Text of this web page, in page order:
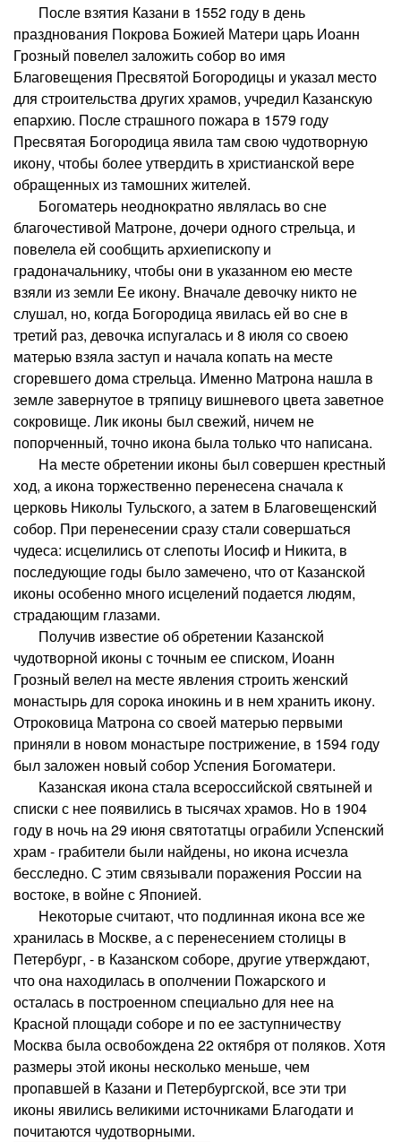
После взятия Казани в 1552 году в день
празднования Покрова Божией Матери царь Иоанн
Грозный повелел заложить собор во имя
Благовещения Пресвятой Богородицы и указал место
для строительства других храмов, учредил Казанскую
епархию. После страшного пожара в 1579 году
Пресвятая Богородица явила там свою чудотворную
икону, чтобы более утвердить в христианской вере
обращенных из тамошних жителей.
Богоматерь неоднократно являлась во сне
благочестивой Матроне, дочери одного стрельца, и
повелела ей сообщить архиепископу и
градоначальнику, чтобы они в указанном ею месте
взяли из земли Ее икону. Вначале девочку никто не
слушал, но, когда Богородица явилась ей во сне в
третий раз, девочка испугалась и 8 июля со своею
матерью взяла заступ и начала копать на месте
сгоревшего дома стрельца. Именно Матрона нашла в
земле завернутое в тряпицу вишневого цвета заветное
сокровище. Лик иконы был свежий, ничем не
попорченный, точно икона была только что написана.
На месте обретении иконы был совершен крестный
ход, а икона торжественно перенесена сначала к
церковь Николы Тульского, а затем в Благовещенский
собор. При перенесении сразу стали совершаться
чудеса: исцелились от слепоты Иосиф и Никита, в
последующие годы было замечено, что от Казанской
иконы особенно много исцелений подается людям,
страдающим глазами.
Получив известие об обретении Казанской
чудотворной иконы с точным ее списком, Иоанн
Грозный велел на месте явления строить женский
монастырь для сорока инокинь и в нем хранить икону.
Отроковица Матрона со своей матерью первыми
приняли в новом монастыре пострижение, в 1594 году
был заложен новый собор Успения Богоматери.
Казанская икона стала всероссийской святыней и
списки с нее появились в тысячах храмов. Но в 1904
году в ночь на 29 июня святотатцы ограбили Успенский
храм - грабители были найдены, но икона исчезла
бесследно. С этим связывали поражения России на
востоке, в войне с Японией.
Некоторые считают, что подлинная икона все же
хранилась в Москве, а с перенесением столицы в
Петербург, - в Казанском соборе, другие утверждают,
что она находилась в ополчении Пожарского и
осталась в построенном специально для нее на
Красной площади соборе и по ее заступничеству
Москва была освобождена 22 октября от поляков. Хотя
размеры этой иконы несколько меньше, чем
пропавшей в Казани и Петербургской, все эти три
иконы явились великими источниками Благодати и
почитаются чудотворными.